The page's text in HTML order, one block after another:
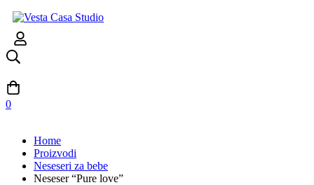
0
Home
Proizvodi
Neseseri za bebe
Neseser “Pure love”